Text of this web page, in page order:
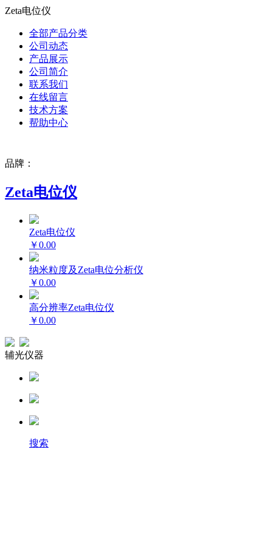
Zeta电位仪
全部产品分类
公司动态
产品展示
公司简介
联系我们
在线留言
技术方案
帮助中心
品牌：
Zeta电位仪
Zeta电位仪
￥0.00
纳米粒度及Zeta电位分析仪
￥0.00
高分辨率Zeta电位仪
￥0.00
辅光仪器
搜索